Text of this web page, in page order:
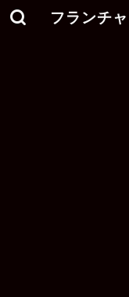
フランチ